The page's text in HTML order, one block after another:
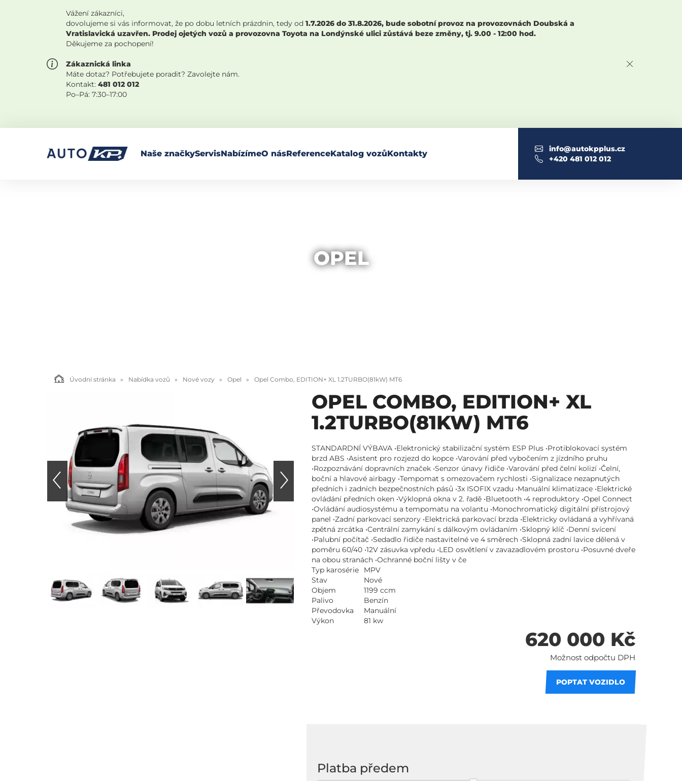
Vážení zákazníci,
dovolujeme si vás informovat, že po dobu letních prázdnin, tedy od 1.7.2026 do 31.8.2026, bude sobotní provoz na provozovnách Doubská a
Vratislavická uzavřen. Prodej ojetých vozů a provozovna Toyota na Londýnské ulici zůstává beze změny, tj. 9.00 - 12:00 hod.
Děkujeme za pochopení!
Zákaznická linka
Máte dotaz? Potřebujete poradit? Zavolejte nám.
Kontakt: 481 012 012
Po–Pá: 7:30–17:00
Naše značkyServisNabízímeO násReferenceKatalog vozůKontakty
info@autokpplus.cz
+420 481 012 012
OPEL
Úvodní stránka Nabídka vozů Nové vozy Opel Opel Combo, EDITION+ XL 1.2TURBO(81kW) MT6
OPEL COMBO, EDITION+ XL
1.2TURBO(81KW) MT6
STANDARDNÍ VÝBAVA •Elektronický stabilizační systém ESP Plus •Protiblokovací systém
brzd ABS •Asistent pro rozjezd do kopce •Varování před vybočením z jízdního pruhu
•Rozpoznávání dopravních značek •Senzor únavy řidiče •Varování před čelní kolizí •Čelní,
boční a hlavové airbagy •Tempomat s omezovačem rychlosti •Signalizace nezapnutých
předních i zadních bezpečnostních pásů •3x ISOFIX vzadu •Manuální klimatizace •Elektrické
ovládání předních oken •Výklopná okna v 2. řadě •Bluetooth •4 reproduktory •Opel Connect
•Ovládání audiosystému a tempomatu na volantu •Monochromatický digitální přístrojový
panel •Zadní parkovací senzory •Elektrická parkovací brzda •Elektricky ovládaná a vyhřívaná
zpětná zrcátka •Centrální zamykání s dálkovým ovládaním •Sklopný klíč •Denní svícení
•Palubní počítač •Sedadlo řidiče nastavitelné ve 4 směrech •Sklopná zadní lavice dělená v
poměru 60/40 •12V zásuvka vpředu •LED osvětlení v zavazadlovém prostoru •Posuvné dveře
na obou stranách •Ochranné boční lišty v če
Typ karosérie
MPV
Stav
Nové
Objem
1199 ccm
Palivo
Benzín
Převodovka
Manuální
Výkon
81 kw
620 000 Kč
Možnost odpočtu DPH
POPTAT VOZIDLO
Platba předem